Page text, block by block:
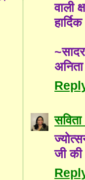
वाली
~सादर
जी की